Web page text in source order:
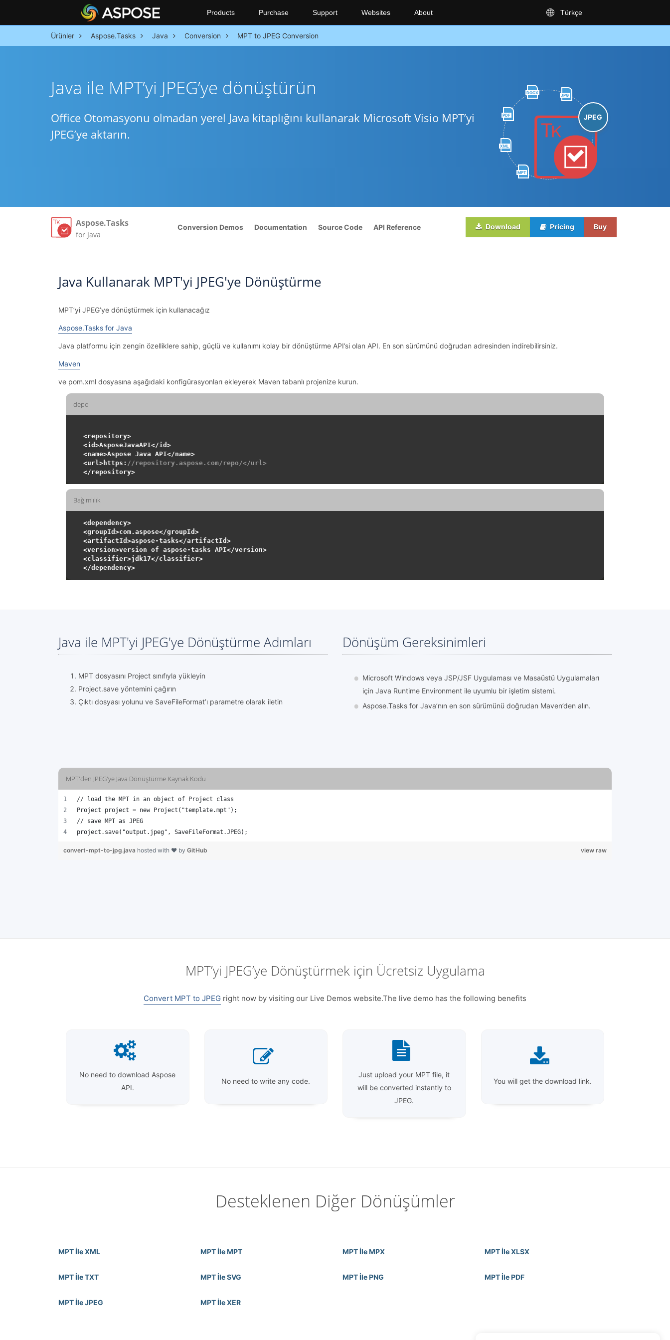
Products Purchase Support Websites About Türkçe
Ürünler Aspose.Tasks Java Conversion MPT to JPEG Conversion
DOCX
JPG
PDF
XML
MPT
JPEG
Java ile MPT’yi JPEG’ye dönüştürün
Office Otomasyonu olmadan yerel Java kitaplığını kullanarak Microsoft Visio MPT’yi
JPEG’ye aktarın.
Aspose.Tasks
for Java
Conversion Demos Documentation Source Code API Reference Download Pricing Buy
Java Kullanarak MPT'yi JPEG'ye Dönüştürme
MPT’yi JPEG’ye dönüştürmek için kullanacağız
Aspose.Tasks for Java
Java platformu için zengin özelliklere sahip, güçlü ve kullanımı kolay bir dönüştürme API’si olan API. En son sürümünü doğrudan adresinden indirebilirsiniz.
Maven
ve pom.xml dosyasına aşağıdaki konfigürasyonları ekleyerek Maven tabanlı projenize kurun.
depo
<repository>
<id>AsposeJavaAPI</id>
<name>Aspose Java API</name>
<url>https: //repository.aspose.com/repo/</url>
Bağımlılık
<dependency>
<groupId>com.aspose</groupId>
<artifactId>aspose-tasks</artifactId>
<version>version of aspose-tasks API</version>
<classifier>jdk17</classifier>
Java ile MPT'yi JPEG'ye Dönüştürme Adımları
MPT dosyasını Project sınıfıyla yükleyin
Project.save yöntemini çağırın
Çıktı dosyası yolunu ve SaveFileFormat’ı parametre olarak iletin
Dönüşüm Gereksinimleri
Microsoft Windows veya JSP/JSF Uygulaması ve Masaüstü Uygulamaları
için Java Runtime Environment ile uyumlu bir işletim sistemi.
Aspose.Tasks for Java’nın en son sürümünü doğrudan Maven’den alın.
MPT'den JPEG'ye Java Dönüştürme Kaynak Kodu
// load the MPT in an object of Project class
Project project = new Project("template.mpt");
// save MPT as JPEG
project.save("output.jpeg", SaveFileFormat.JPEG);
view raw
convert-mpt-to-jpg.java hosted with ❤ by GitHub
MPT’yi JPEG’ye Dönüştürmek için Ücretsiz Uygulama
Convert MPT to JPEG right now by visiting our Live Demos website.The live demo has the following benefits
No need to download Aspose
API.
No need to write any code.
Just upload your MPT file, it
will be converted instantly to
JPEG.
You will get the download link.
Desteklenen Diğer Dönüşümler
MPT İle XML MPT İle MPT MPT İle MPX MPT İle XLSX
MPT İle TXT MPT İle SVG MPT İle PNG MPT İle PDF
MPT İle JPEG MPT İle XER